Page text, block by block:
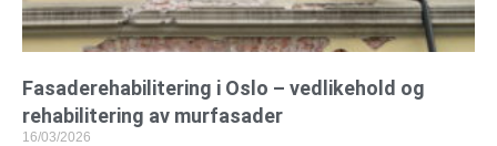
Fasaderehabilitering i Oslo – vedlikehold og
rehabilitering av murfasader
16/03/2026